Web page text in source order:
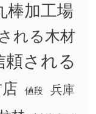
棒加工場
れる木材
頼される
値段
兵庫